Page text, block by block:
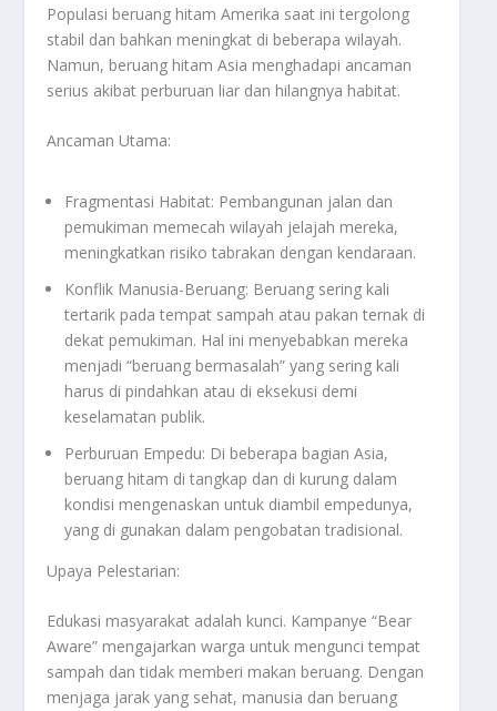
Populasi beruang hitam Amerika saat ini tergolong
stabil dan bahkan meningkat di beberapa wilayah.
Namun, beruang hitam Asia menghadapi ancaman
serius akibat perburuan liar dan hilangnya habitat.
Ancaman Utama:
Fragmentasi Habitat: Pembangunan jalan dan
pemukiman memecah wilayah jelajah mereka,
meningkatkan risiko tabrakan dengan kendaraan.
Konflik Manusia-Beruang: Beruang sering kali
tertarik pada tempat sampah atau pakan ternak di
dekat pemukiman. Hal ini menyebabkan mereka
menjadi “beruang bermasalah” yang sering kali
harus di pindahkan atau di eksekusi demi
keselamatan publik.
Perburuan Empedu: Di beberapa bagian Asia,
beruang hitam di tangkap dan di kurung dalam
kondisi mengenaskan untuk diambil empedunya,
yang di gunakan dalam pengobatan tradisional.
Upaya Pelestarian:
Edukasi masyarakat adalah kunci. Kampanye “Bear
Aware” mengajarkan warga untuk mengunci tempat
sampah dan tidak memberi makan beruang. Dengan
menjaga jarak yang sehat, manusia dan beruang